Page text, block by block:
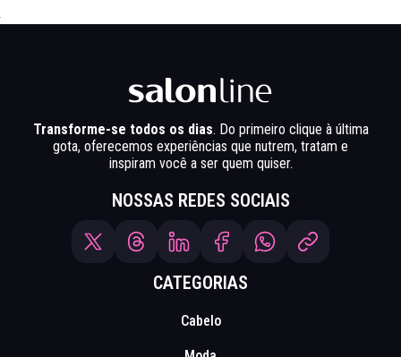
Transforme-se todos os dias. Do primeiro clique à última
gota, oferecemos experiências que nutrem, tratam e
inspiram você a ser quem quiser.
NOSSAS REDES SOCIAIS
CATEGORIAS
Cabelo